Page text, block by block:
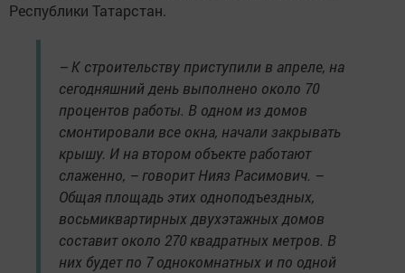
Республики Татарстан.
– К строительству приступили в апреле, на
сегодняшний день выполнено около 70
процентов работы. В одном из домов
смонтировали все окна, начали закрывать
крышу. И на втором объекте работают
слаженно, – говорит Нияз Расимович. –
Общая площадь этих одноподъездных,
восьмиквартирных двухэтажных домов
составит около 270 квадратных метров. В
них будет по 7 однокомнатных и по одной